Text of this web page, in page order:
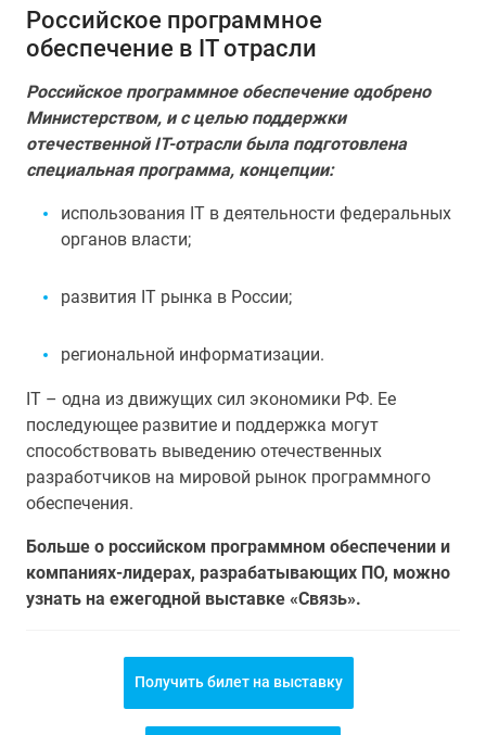
Российское программное
обеспечение в IT отрасли
Российское программное обеспечение одобрено
Министерством, и с целью поддержки
отечественной IT-отрасли была подготовлена
специальная программа, концепции:
использования IТ в деятельности федеральных
органов власти;
развития IТ рынка в России;
региональной информатизации.
IТ – одна из движущих сил экономики РФ. Ее
последующее развитие и поддержка могут
способствовать выведению отечественных
разработчиков на мировой рынок программного
обеспечения.
Больше о российском программном обеспечении и
компаниях-лидерах, разрабатывающих ПО, можно
узнать на ежегодной выставке «Связь».
Получить билет на выставку